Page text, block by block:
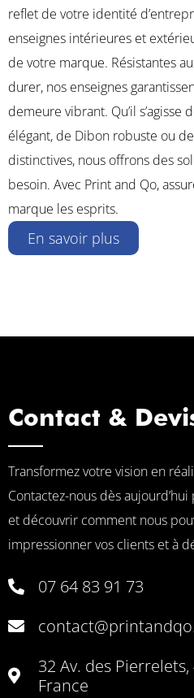
reflet de votre identité
enseignes intérieures et
de votre marque. Résistantes
durer, nos enseignes
demeure vibrant. Qu’il s’agisse
élégant, de Dibon robuste ou
distinctives, nous offrons des
besoin. Avec Print and Qo,
marque les esprits.
En savoir plus
Contact &
Transformez votre vision en
Contactez-nous dès
et découvrir comment nous
impressionner vos clients et à
07 64 83 91 73
32 Av. des
France